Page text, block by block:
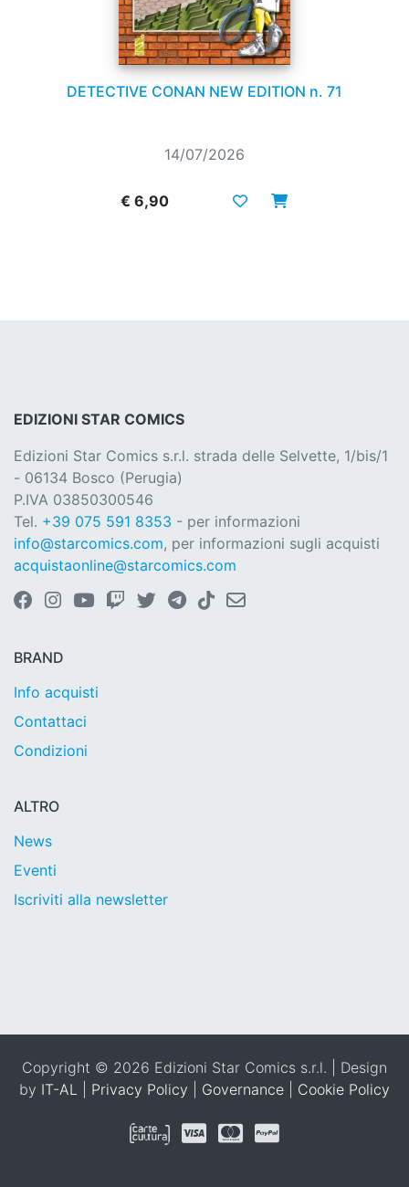
DETECTIVE CONAN NEW EDITION n. 71
14/07/2026
€ 6,90
EDIZIONI STAR COMICS
Edizioni Star Comics s.r.l. strada delle Selvette, 1/bis/1
- 06134 Bosco (Perugia)
P.IVA 03850300546
Tel. +39 075 591 8353 - per informazioni
info@starcomics.com, per informazioni sugli acquisti
acquistaonline@starcomics.com
BRAND
Info acquisti
Contattaci
Condizioni
ALTRO
News
Eventi
Iscriviti alla newsletter
Copyright © 2026 Edizioni Star Comics s.r.l. | Design
by IT-AL Privacy Policy Governance Cookie Policy